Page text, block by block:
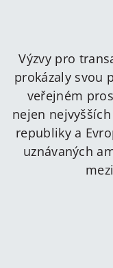
Výzvy pro
prokázaly svou
veřejném
nejen
republiky a
uznávaných